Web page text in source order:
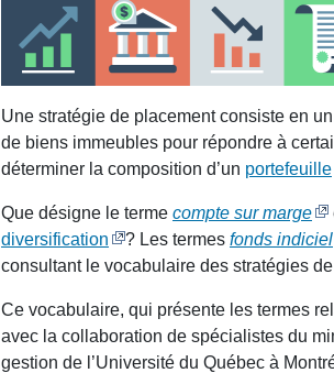
Une stratégie de placement consiste en
de biens immeubles pour répondre à
déterminer la composition d’un portefeuille
Que désigne le terme compte sur marge
diversification
? Les termes fonds indiciel
consultant le vocabulaire des stratégies
Ce vocabulaire, qui présente les termes
avec la collaboration de spécialistes du
gestion de l’Université du Québec à